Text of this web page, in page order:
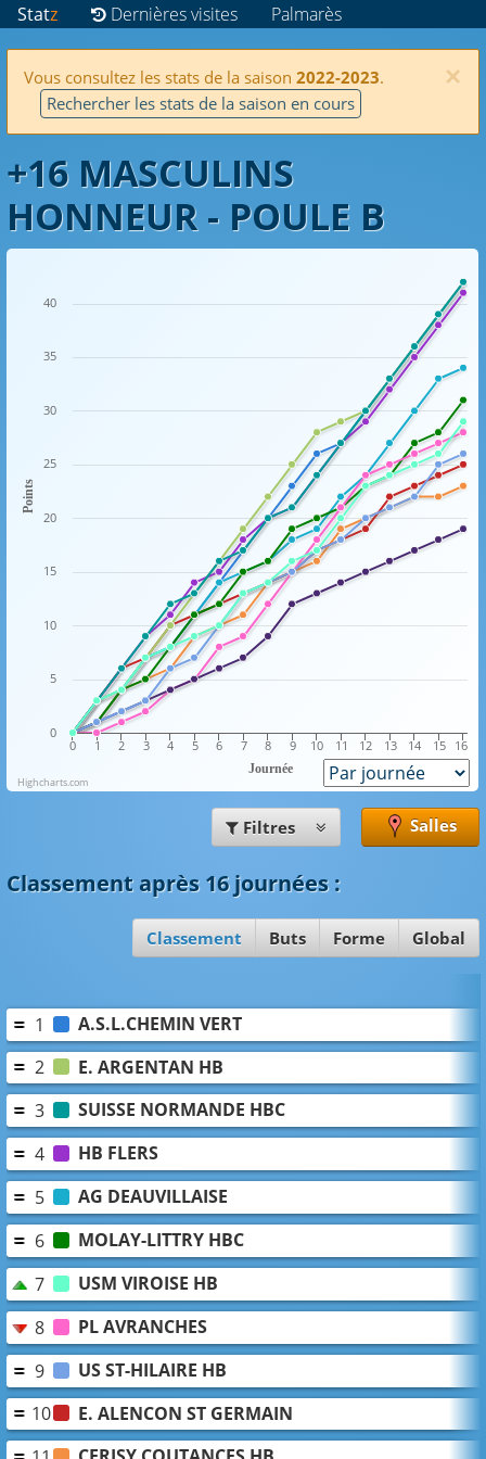
Statz Dernières visites Palmarès
×
Vous consultez les stats de la saison 2022-2023.
Rechercher les stats de la saison en cours
+16 MASCULINS
HONNEUR - POULE B
Journée
Points
0 1 2 3 4 5 6 7 8 9 10 11 12 13 14 15 16
0
5
10
15
20
25
30
35
40
Highcharts.com
Filtres Salles
Classement après 16 journées:
Classement Buts Forme Global
1
A.S.L.CHEMIN VERT
2
E. ARGENTAN HB
3
SUISSE NORMANDE HBC
4
HB FLERS
5
AG DEAUVILLAISE
6
MOLAY-LITTRY HBC
7
USM VIROISE HB
8
PL AVRANCHES
9
US ST-HILAIRE HB
10
E. ALENCON ST GERMAIN